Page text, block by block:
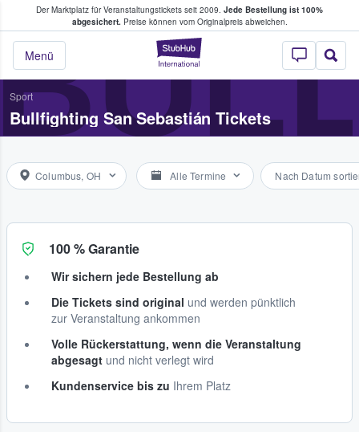
Der Marktplatz für Veranstaltungstickets seit 2009. Jede Bestellung ist 100%
abgesichert.Preise können vom Originalpreis abweichen.
StubHub - Wo
Menü
Tickets kaufen & verkaufen
Sport
Bullfighting San Sebastián Tickets
Columbus, OH Alle Termine Nach Datum
100 % Garantie
Wir sichern jede Bestellung ab
Die Tickets sind original und werden pünktlich
zur Veranstaltung ankommen
Volle Rückerstattung, wenn die Veranstaltung
abgesagt und nicht verlegt wird
Kundenservice bis zu Ihrem Platz